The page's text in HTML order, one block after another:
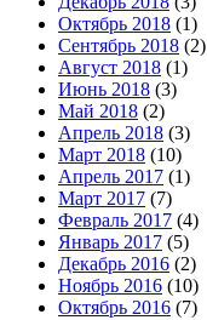
Октябрь 2018 (1)
Сентябрь 2018 (2)
Август 2018 (1)
Июнь 2018 (3)
Май 2018 (2)
Апрель 2018 (3)
Март 2018 (10)
Апрель 2017 (1)
Март 2017 (7)
Февраль 2017 (4)
Январь 2017 (5)
Декабрь 2016 (2)
Ноябрь 2016 (10)
Октябрь 2016 (7)